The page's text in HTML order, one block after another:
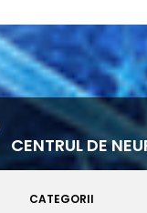
CENTRUL DE
CATEGORII